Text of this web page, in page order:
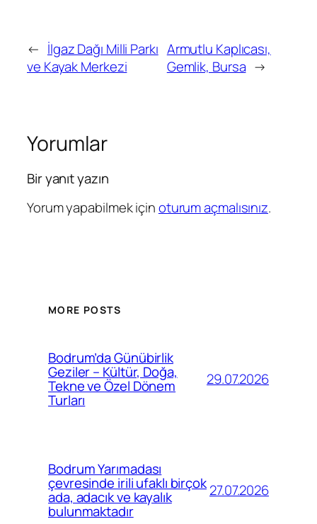
← İlgaz Dağı Milli Parkı
ve Kayak Merkezi
Armutlu Kaplıcası,
Gemlik, Bursa →
Yorumlar
Bir yanıt yazın
Yorum yapabilmek içinoturum açmalısınız.
MORE POSTS
Bodrum’da Günübirlik
Geziler – Kültür, Doğa,
Tekne ve Özel Dönem
Turları
29.07.2026
Bodrum Yarımadası
çevresinde irili ufaklı birçok
ada, adacık ve kayalık
bulunmaktadır
27.07.2026